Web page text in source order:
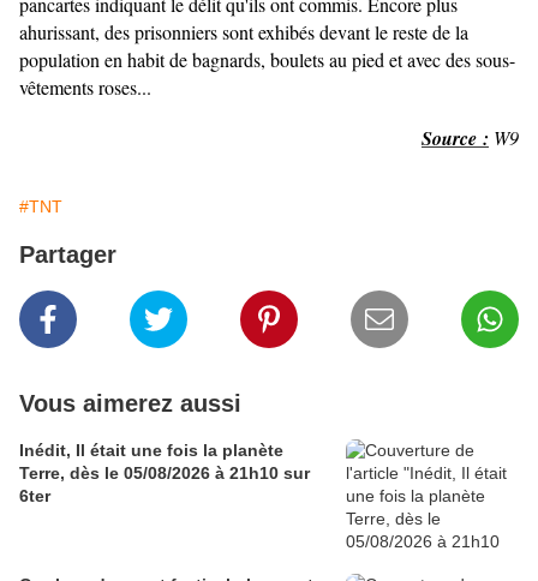
ahurissant, des prisonniers sont exhibés devant le reste de la
population en habit de bagnards, boulets au pied et avec des sous-
vêtements roses...
Source : W9
#TNT
Partager
Vous aimerez aussi
Inédit, Il était une fois la planète
Terre, dès le 05/08/2026 à 21h10 sur
6ter